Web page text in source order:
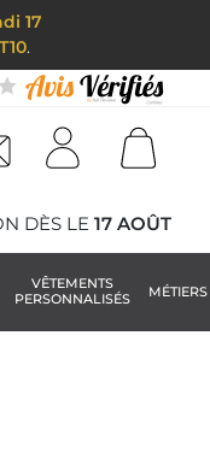
17
.
DÈS LE 17 AOÛT
VÊTEMENTS
PERSONNALISÉS
MÉTIERS